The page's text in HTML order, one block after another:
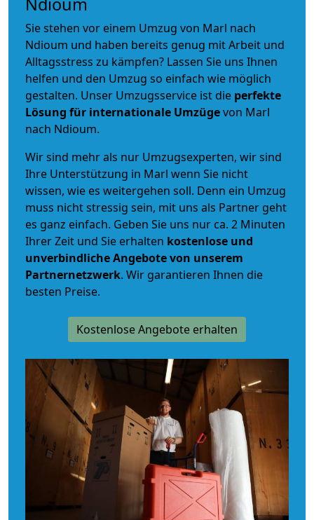
Sie stehen vor einem Umzug von Marl nach
Ndioum und haben bereits genug mit Arbeit und
Alltagsstress zu kämpfen? Lassen Sie uns Ihnen
helfen und den Umzug so einfach wie möglich
gestalten. Unser Umzugsservice ist die perfekte
Lösung für internationale Umzügevon Marl
nach Ndioum.
Wir sind mehr als nur Umzugsexperten, wir sind
Ihre Unterstützung in Marl wenn Sie nicht
wissen, wie es weitergehen soll. Denn ein Umzug
muss nicht stressig sein, mit uns als Partner geht
es ganz einfach. Geben Sie uns nur ca. 2 Minuten
Ihrer Zeit und Sie erhalten kostenlose und
unverbindlicheAngebote von unserem
Partnernetzwerk. Wir garantieren Ihnen die
besten Preise.
Kostenlose Angebote erhalten